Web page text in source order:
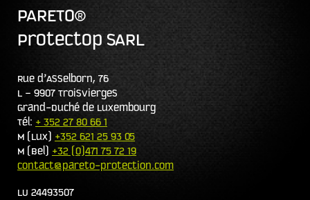
PARETO®
Protectop SARL
Rue d’Asselborn, 76
L – 9907 Troisvierges
Grand-Duché de Luxembourg
Tél: + 352 27 80 66 1
M (Lux) +352 621 25 93 05
M (Bel) +32 (0)471 75 72 19
contact@pareto-protection.com
LU 24493507